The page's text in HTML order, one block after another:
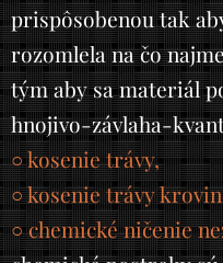
prispôsobenou tak
rozomlela na čo
tým aby sa materiál
hnojivo-závlaha-
○ kosenie trávy,
○ kosenie trávy
○ chemické ničenie